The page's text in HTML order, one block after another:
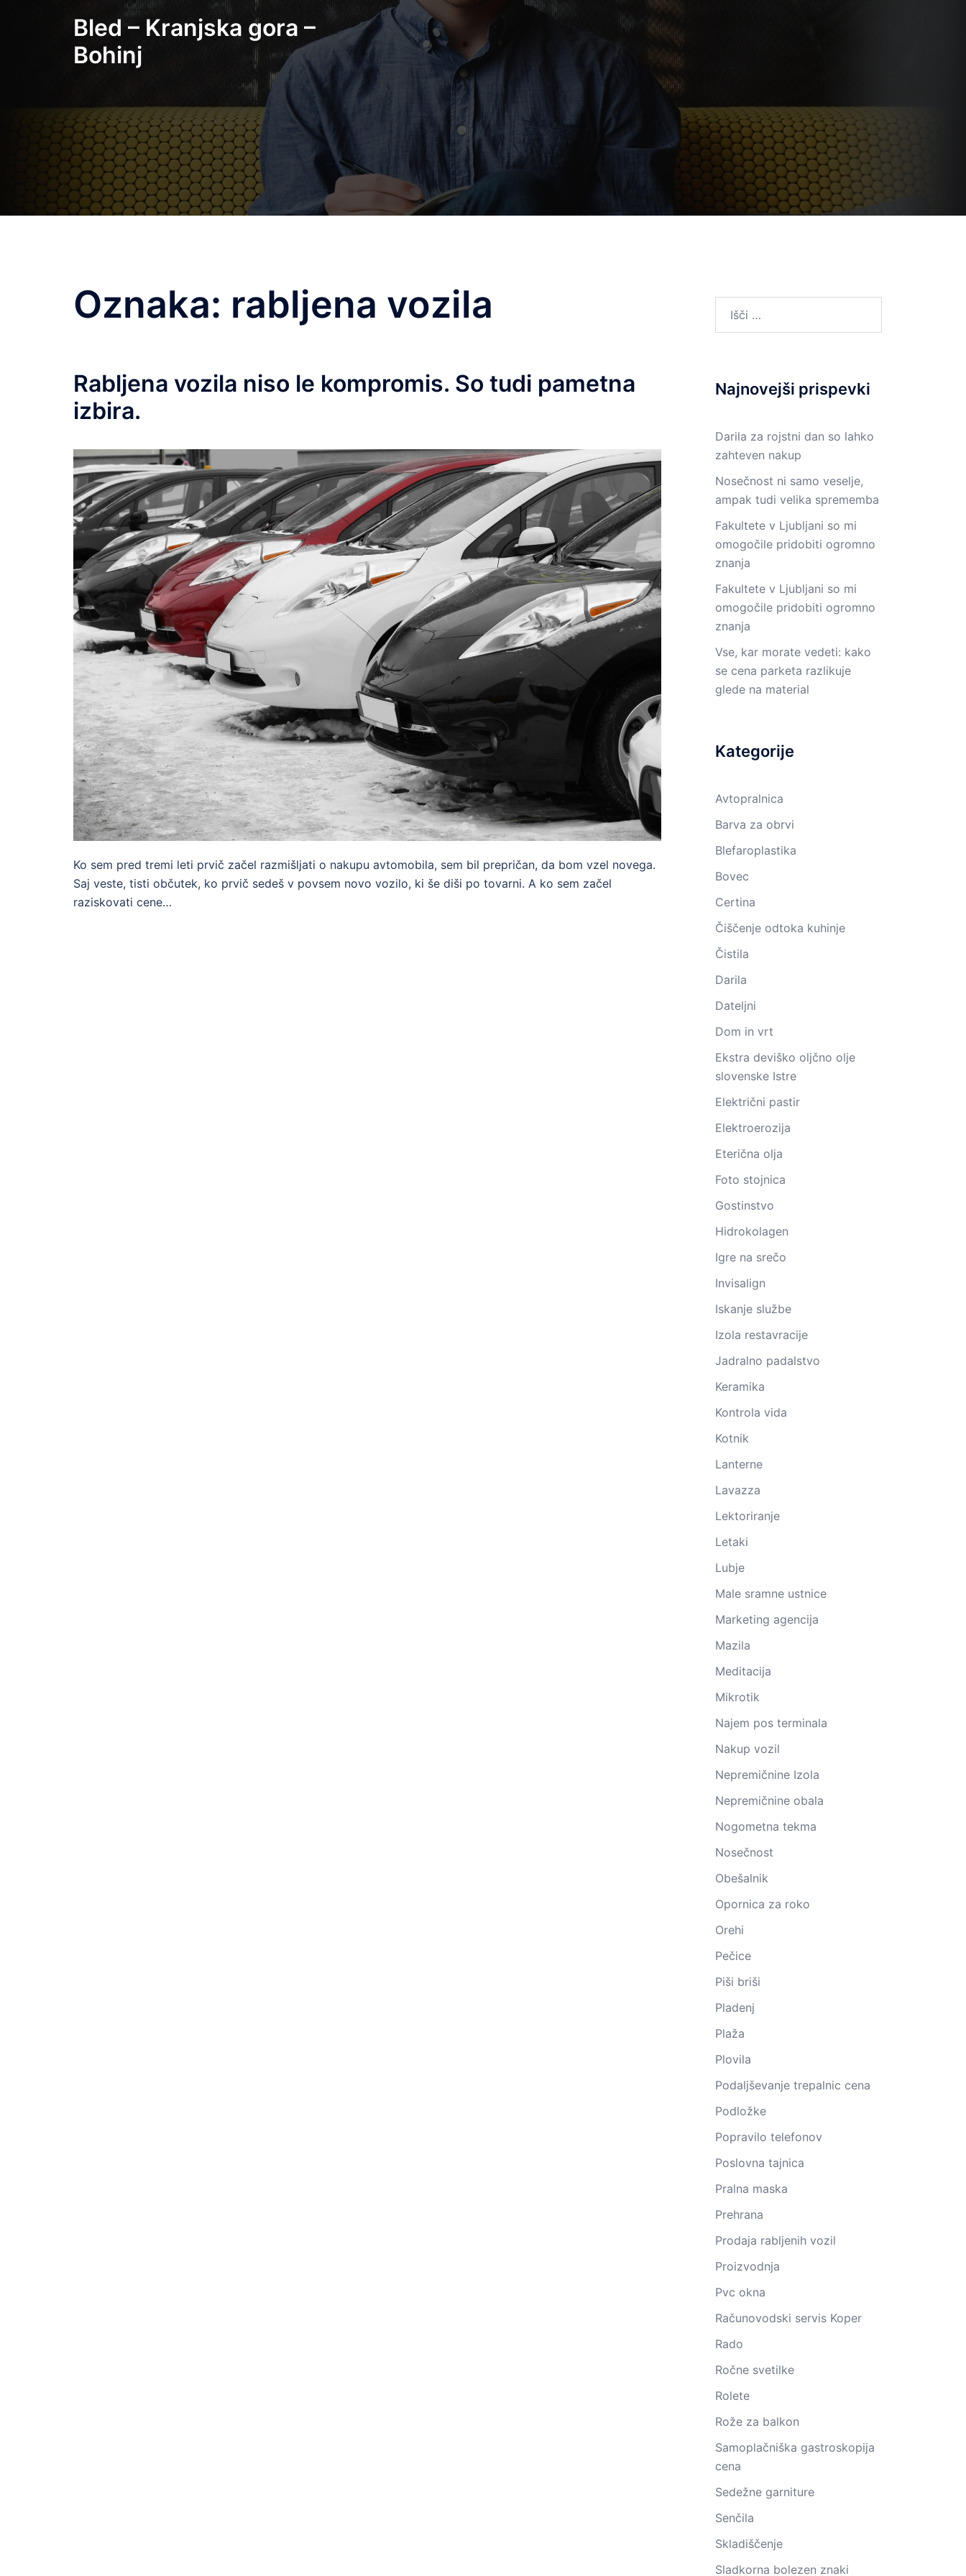
Bled – Kranjska gora –
Bohinj
Oznaka: rabljena vozila
Rabljena vozila niso le kompromis. So tudi pametna
izbira.
Ko sem pred tremi leti prvič začel razmišljati o nakupu avtomobila, sem bil prepričan, da bom vzel novega.
Saj veste, tisti občutek, ko prvič sedeš v povsem novo vozilo, ki še diši po tovarni. A ko sem začel
raziskovati cene…
Najnovejši prispevki
Darila za rojstni dan so lahko
zahteven nakup
Nosečnost ni samo veselje,
ampak tudi velika sprememba
Fakultete v Ljubljani so mi
omogočile pridobiti ogromno
znanja
Fakultete v Ljubljani so mi
omogočile pridobiti ogromno
znanja
Vse, kar morate vedeti: kako
se cena parketa razlikuje
glede na material
Kategorije
Avtopralnica
Barva za obrvi
Blefaroplastika
Bovec
Certina
Čiščenje odtoka kuhinje
Čistila
Darila
Dateljni
Dom in vrt
Ekstra deviško oljčno olje
slovenske Istre
Električni pastir
Elektroerozija
Eterična olja
Foto stojnica
Gostinstvo
Hidrokolagen
Igre na srečo
Invisalign
Iskanje službe
Izola restavracije
Jadralno padalstvo
Keramika
Kontrola vida
Kotnik
Lanterne
Lavazza
Lektoriranje
Letaki
Lubje
Male sramne ustnice
Marketing agencija
Mazila
Meditacija
Mikrotik
Najem pos terminala
Nakup vozil
Nepremičnine Izola
Nepremičnine obala
Nogometna tekma
Nosečnost
Obešalnik
Opornica za roko
Orehi
Pečice
Piši briši
Pladenj
Plaža
Plovila
Podaljševanje trepalnic cena
Podložke
Popravilo telefonov
Poslovna tajnica
Pralna maska
Prehrana
Prodaja rabljenih vozil
Proizvodnja
Pvc okna
Računovodski servis Koper
Rado
Ročne svetilke
Rolete
Rože za balkon
Samoplačniška gastroskopija
cena
Sedežne garniture
Senčila
Skladiščenje
Sladkorna bolezen znaki